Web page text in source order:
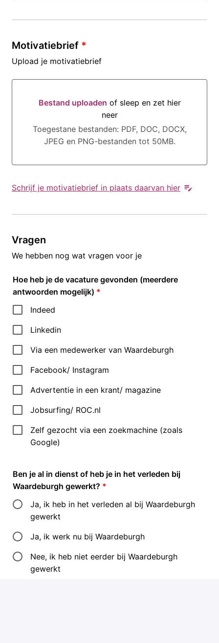
Motivatiebrief *
Upload je motivatiebrief
Bestand uploaden of sleep en zet hier
neer
Bestand uploaden of sleep en zet hier neer
Toegestane bestanden: PDF, DOC, DOCX,
JPEG en PNG-bestanden tot 50MB.
Schrijf je motivatiebrief in plaats daarvan hier
Vragen
We hebben nog wat vragen voor je
Hoe heb je de vacature gevonden (meerdere
antwoorden mogelijk) *
Indeed
Linkedin
Via een medewerker van Waardeburgh
Facebook/ Instagram
Advertentie in een krant/ magazine
Jobsurfing/ ROC.nl
Zelf gezocht via een zoekmachine (zoals
Google)
Ben je al in dienst of heb je in het verleden bij
Waardeburgh gewerkt? *
Ja, ik heb in het verleden al bij Waardeburgh
gewerkt
Ja, ik werk nu bij Waardeburgh
Nee, ik heb niet eerder bij Waardeburgh
gewerkt